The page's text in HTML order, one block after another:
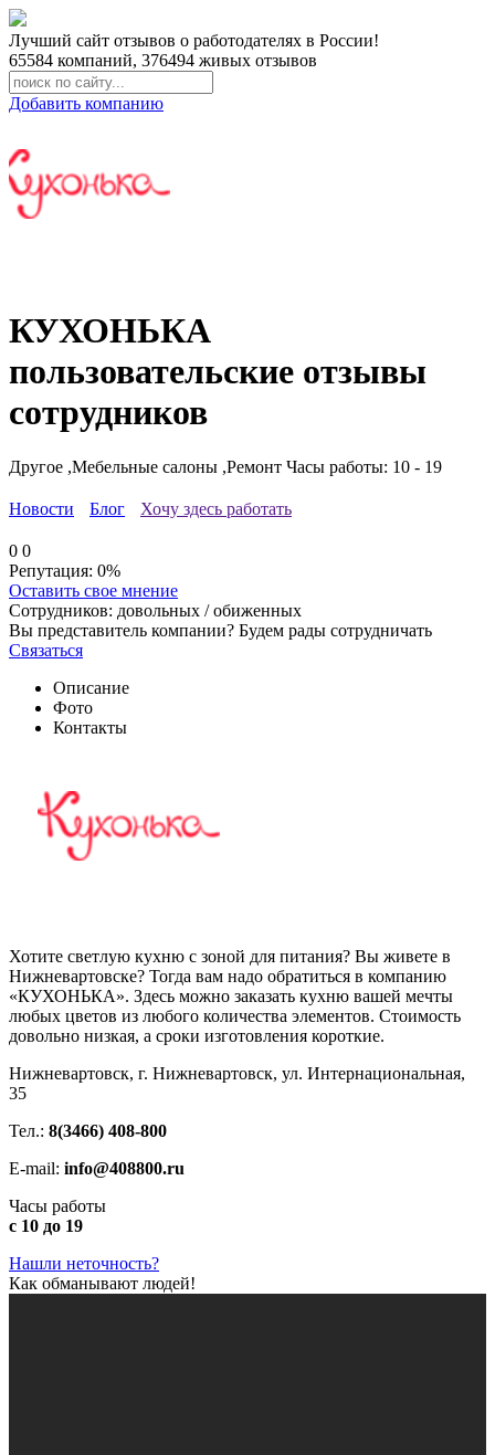
Лучший сайт отзывов о работодателях в России!
65584 компаний, 376494 живых отзывов
Добавить компанию
КУХОНЬКА
пользовательские отзывы
сотрудников
Другое ,Мебельные салоны ,Ремонт Часы работы: 10 - 19
Новости Блог Хочу здесь работать
0 0
Репутация: 0%
Оставить свое мнение
Сотрудников: довольных /обиженных
Вы представитель компании? Будем рады сотрудничать
Связаться
Описание
Фото
Контакты
Хотите светлую кухню с зоной для питания? Вы живете в
Нижневартовске? Тогда вам надо обратиться в компанию
«КУХОНЬКА». Здесь можно заказать кухню вашей мечты
любых цветов из любого количества элементов. Стоимость
довольно низкая, а сроки изготовления короткие.
Нижневартовск, г. Нижневартовск, ул. Интернациональная,
35
Тел.: 8(3466) 408-800
E-mail: info@408800.ru
Часы работы
с 10 до 19
Нашли неточность?
Как обманывают людей!